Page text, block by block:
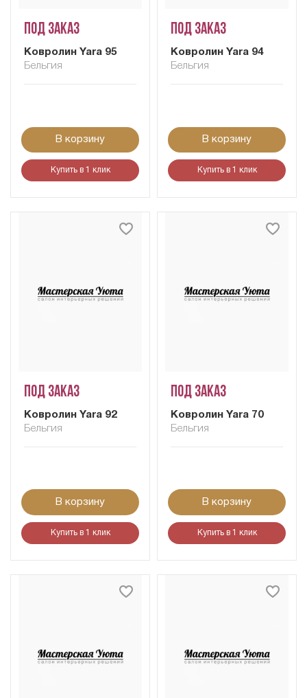
Под заказ
Ковролин Yara 95
Бельгия
В корзину
Купить в 1 клик
Под заказ
Ковролин Yara 94
Бельгия
В корзину
Купить в 1 клик
Под заказ
Ковролин Yara 92
Бельгия
В корзину
Купить в 1 клик
Под заказ
Ковролин Yara 70
Бельгия
В корзину
Купить в 1 клик